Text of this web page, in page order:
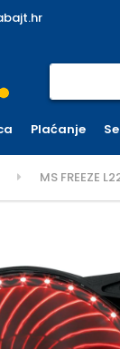
Plaćanje
MS FREEZE